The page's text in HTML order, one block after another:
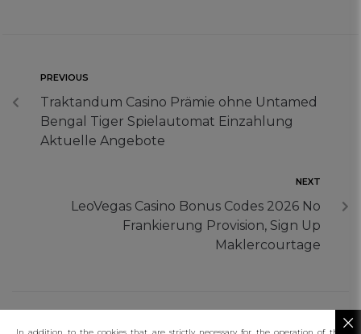
PREVIOUS
Traktandum Casino Prämie ohne Untamed
Bengal Tiger Spielautomat Einzahlung
Aktuelle Angebote
NEXT
LeoVegas Casino Bonus Codes 2026 No
Frankierung Provision, Sign Up
Maklercourtage